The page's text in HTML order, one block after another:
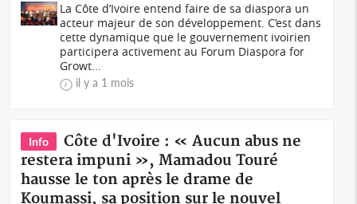
La Côte d’Ivoire entend faire de sa diaspora un
acteur majeur de son développement. C’est dans
cette dynamique que le gouvernement ivoirien
participera activement au Forum Diaspora for
Growt...
il y a 1 mois
Info
Côte d'Ivoire : « Aucun abus ne
restera impuni », Mamadou Touré
hausse le ton après le drame de
Koumassi, sa position sur le nouvel